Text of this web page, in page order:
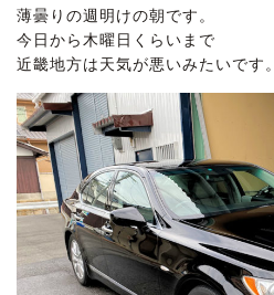
薄曇りの週明けの朝です。
今日から木曜日くらいまで
近畿地方は天気が悪いみたいです。